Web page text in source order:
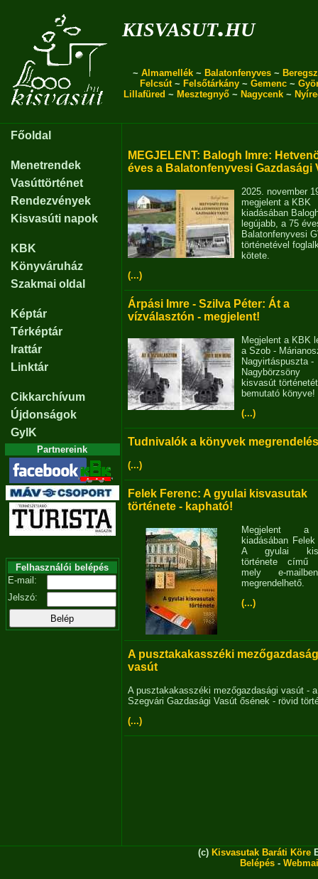
kisvasut.hu
~ Almamellék ~ Balatonfenyves ~
Felcsút~ Felsőtárkány ~ Gemenc ~
Lillafüred ~ Mesztegnyő ~ Nagycenk ~
Főoldal
Menetrendek
Vasúttörténet
Rendezvények
Kisvasúti napok
KBK
Könyváruház
Szakmai oldal
Képtár
Térképtár
Irattár
Linktár
Cikkarchívum
Újdonságok
GyIK
Partnereink
Felhasználói belépés
E-mail:
Jelszó:
MEGJELENT: Balogh Imre:
éves a Balatonfenyvesi Gazdasági
2025. november
megjelent a KBK
kiadásában
legújabb, a 75
Balatonfenyvesi
történetével
kötete.
(...)
Árpási Imre - Szilva Péter: Át a
vízválasztón - megjelent!
Megjelent a KBK
a Szob -
Nagyirtáspuszta -
Nagybörzsöny
kisvasút történetét
bemutató könyve!
(...)
Tudnivalók a könyvek
(...)
Felek Ferenc: A gyulai kisvasutak
története - kapható!
Megjelent
kiadásában
A gyulai
története című
mely e-
megrendelhető.
(...)
A pusztakakasszéki
vasút
A pusztakakasszéki mezőgazdasági vasút - a
Szegvári Gazdasági Vasút ősének - rövid
(...)
(c) Kisvasutak Baráti Köre
Belépés -